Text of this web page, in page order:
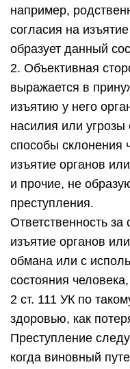
например,
согласия на
образует данный
2. Объективная
выражается в
изъятию у него
насилия или
способы склонения
изъятие органов
и прочие, не
преступления.
Ответственность
изъятие органов
обмана или с
состояния
2 ст. 111 УК по
здоровью, как
Преступление
когда виновный